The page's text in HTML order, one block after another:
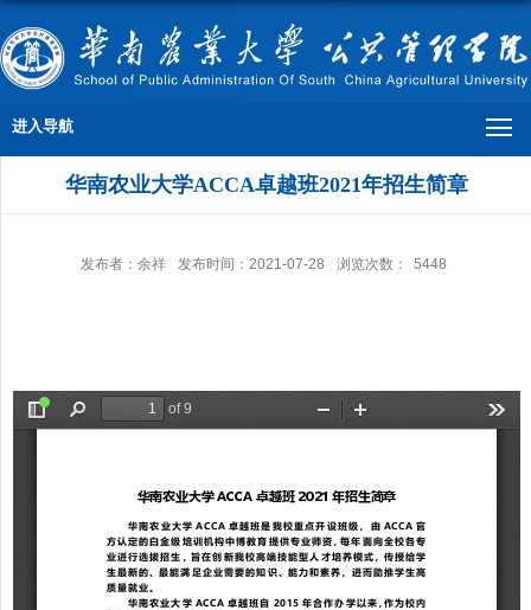
进入导航
华南农业大学ACCA卓越班2021年招生简章
发布者：余祥 发布时间：2021-07-28 浏览次数： 5448